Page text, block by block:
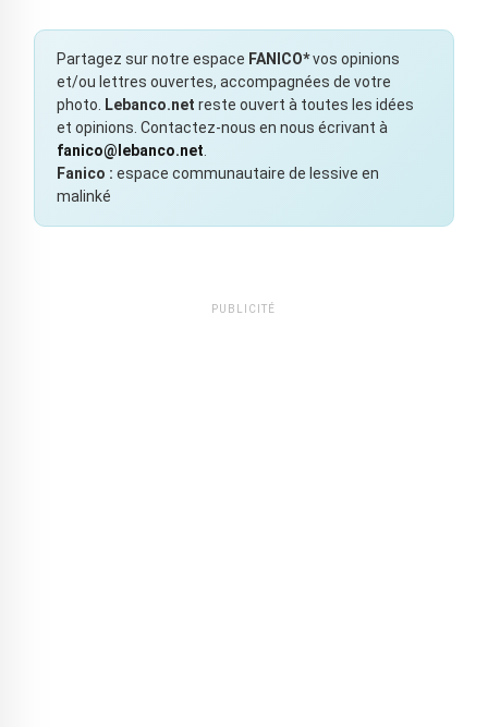
Partagez sur notre espace FANICO*vos opinions
et/ou lettres ouvertes, accompagnées de votre
photo.
Lebanco.net reste ouvert à toutes les idées
et opinions. Contactez-nous en nous écrivant à
fanico@lebanco.net
Fanico : espace communautaire de lessive en
malinké
PUBLICITÉ